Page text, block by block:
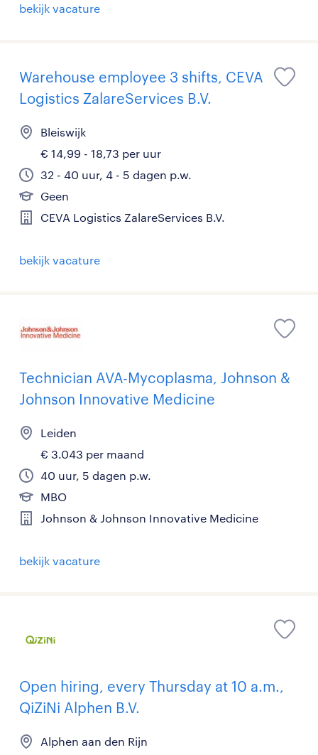
bekijk vacature
Warehouse employee 3 shifts, CEVA
Logistics ZalareServices B.V.
Bleiswijk
€ 14,99 - 18,73 per uur
32 - 40 uur, 4 - 5 dagen p.w.
Geen
CEVA Logistics ZalareServices B.V.
bekijk vacature
Technician AVA-Mycoplasma, Johnson &
Johnson Innovative Medicine
Leiden
€ 3.043 per maand
40 uur, 5 dagen p.w.
MBO
Johnson & Johnson Innovative Medicine
bekijk vacature
Open hiring, every Thursday at 10 a.m.,
QiZiNi Alphen B.V.
Alphen aan den Rijn